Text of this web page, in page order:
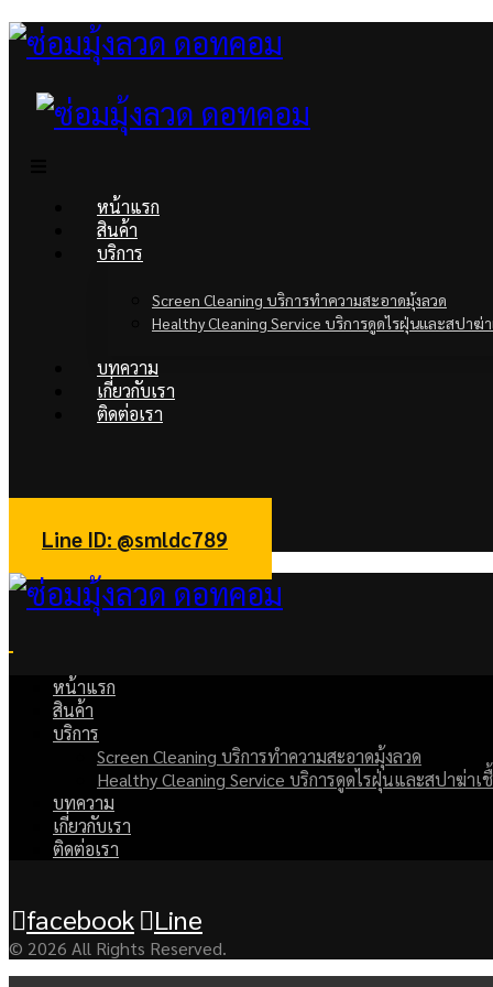
หน้าแรก
สินค้า
บริการ
Screen Cleaning บริการทำความสะอาดมุ้งลวด
Healthy Cleaning Service บริการดูดไรฝุ่นและสปาฆ่
บทความ
เกี่ยวกับเรา
ติดต่อเรา
facebook Line
Line ID: @smldc789
หน้าแรก
สินค้า
บริการ
Screen Cleaning บริการทำความสะอาดมุ้งลวด
Healthy Cleaning Service บริการดูดไรฝุ่นและสปาฆ่าเ
บทความ
เกี่ยวกับเรา
ติดต่อเรา
facebook Line
© 2026 All Rights Reserved.